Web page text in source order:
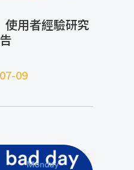
使用者經驗研究
09